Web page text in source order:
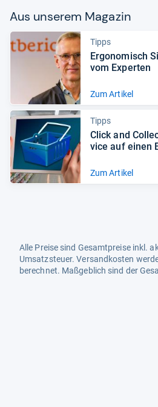
Aus unse­rem Maga­zin
Tipps
Ergo­no­misch
vom Exper­ten
Zum Artikel
Tipps
Click and
vice auf einen
Zum Artikel
Alle Preise sind Gesamtpreise inkl.
Umsatzsteuer. Versandkosten
berechnet. Maßgeblich sind der